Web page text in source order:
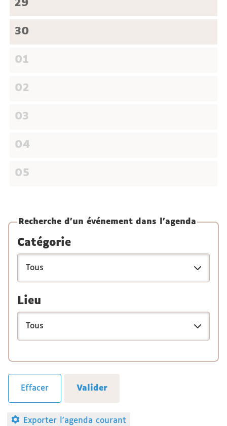
29
30
01
02
03
04
05
Recherche d'un événement dans l'agenda
Catégorie
Lieu
Exporter l'agenda courant